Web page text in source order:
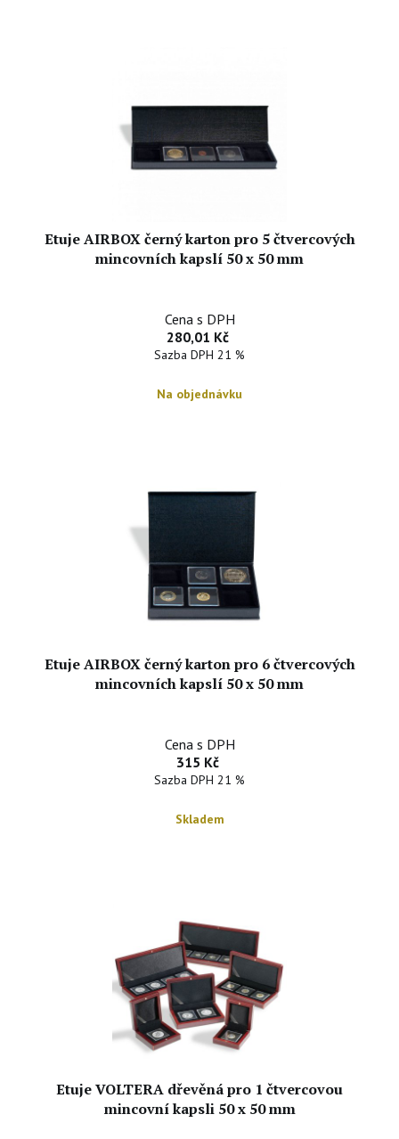
Etuje AIRBOX černý karton pro 5 čtvercových
mincovních kapslí 50 x 50 mm
Cena s DPH
280,01 Kč
Sazba DPH 21 %
Na objednávku
Etuje AIRBOX černý karton pro 6 čtvercových
mincovních kapslí 50 x 50 mm
Cena s DPH
315 Kč
Sazba DPH 21 %
Skladem
Etuje VOLTERA dřevěná pro 1 čtvercovou
mincovní kapsli 50 x 50 mm